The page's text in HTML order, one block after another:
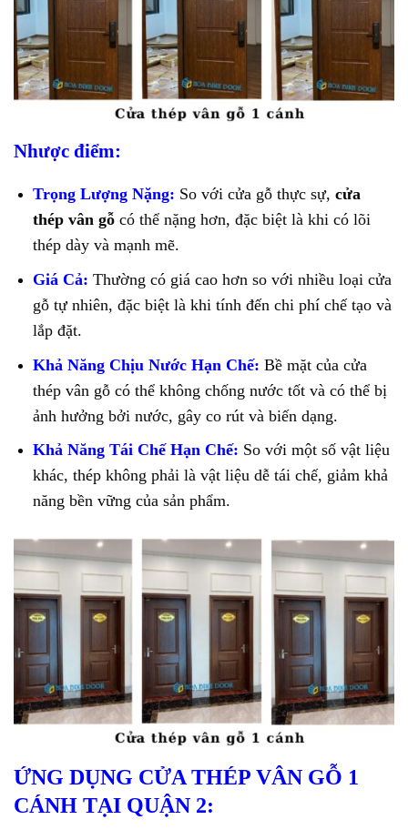
Nhược điểm:
Trọng Lượng Nặng: So với cửa gỗ thực sự, cửa
thép vân gỗcó thể nặng hơn, đặc biệt là khi có lõi
thép dày và mạnh mẽ.
Giá Cả: Thường có giá cao hơn so với nhiều loại cửa
gỗ tự nhiên, đặc biệt là khi tính đến chi phí chế tạo và
lắp đặt.
Khả Năng Chịu Nước Hạn Chế: Bề mặt của cửa
thép vân gỗ có thể không chống nước tốt và có thể bị
ảnh hưởng bởi nước, gây co rút và biến dạng.
Khả Năng Tái Chế Hạn Chế: So với một số vật liệu
khác, thép không phải là vật liệu dễ tái chế, giảm khả
năng bền vững của sản phẩm.
ỨNG DỤNG CỬA THÉP VÂN GỖ 1
CÁNH TẠI QUẬN 2: